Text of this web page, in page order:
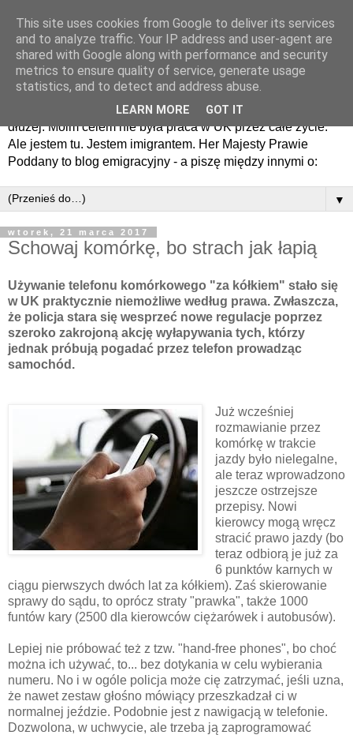
Her Majesty prawie
poddany - blog emigracyjny
Przyjechałem tu tylko na chwilę. I jak wielu - zostałem na
dłużej. Moim celem nie była praca w UK przez całe życie.
Ale jestem tu. Jestem imigrantem. Her Majesty Prawie
Poddany to blog emigracyjny - a piszę między innymi o:
▼
wtorek, 21 marca 2017
Schowaj komórkę, bo strach jak łapią
Używanie telefonu komórkowego "za kółkiem" stało się
w UK praktycznie niemożliwe według prawa. Zwłaszcza,
że policja stara się wesprzeć nowe regulacje poprzez
szeroko zakrojoną akcję wyłapywania tych, którzy
jednak próbują pogadać przez telefon prowadząc
samochód.
Już wcześniej
rozmawianie przez
komórkę w trakcie
jazdy było nielegalne,
ale teraz wprowadzono
jeszcze ostrzejsze
przepisy. Nowi
kierowcy mogą wręcz
stracić prawo jazdy (bo
teraz odbiorą je już za
6 punktów karnych w
ciągu pierwszych dwóch lat za kółkiem). Zaś skierowanie
sprawy do sądu, to oprócz straty "prawka", także 1000
funtów kary (2500 dla kierowców ciężarówek i autobusów).
Lepiej nie próbować też z tzw. "hand-free phones", bo choć
można ich używać, to... bez dotykania w celu wybierania
numeru. No i w ogóle policja może cię zatrzymać, jeśli uzna,
że nawet zestaw głośno mówiący przeszkadzał ci w
normalnej jeździe. Podobnie jest z nawigacją w telefonie.
Dozwolona, w uchwycie, ale trzeba ją zaprogramować
This site uses cookies from Google to deliver its services
and to analyze traffic. Your IP address and user-agent are
shared with Google along with performance and security
metrics to ensure quality of service, generate usage
statistics, and to detect and address abuse.
LEARN MORE GOT IT